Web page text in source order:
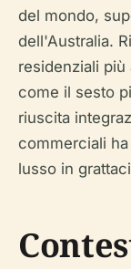
del mondo,
dell'Australia.
residenziali
come il sesto
riuscita
commerciali
lusso in